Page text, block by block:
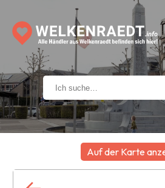
Auf der Karte
+